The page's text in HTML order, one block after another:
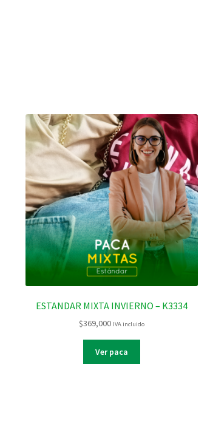
ESTANDAR MIXTA INVIERNO – K3334
$369,000 IVA incluido
Ver paca